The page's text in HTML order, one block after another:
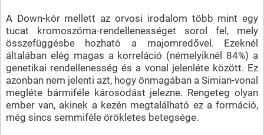
A Down-kór mellett az orvosi irodalom több mint egy
tucat kromoszóma-rendellenességet sorol fel, mely
összefüggésbe hozható a majomredővel. Ezeknél
általában elég magas a korreláció (némelyiknél 84%) a
genetikai rendellenesség és a vonal jelenléte között. Ez
azonban nem jelenti azt, hogy önmagában a Simian-vonal
megléte bármiféle károsodást jelezne. Rengeteg olyan
ember van, akinek a kezén megtalálható ez a formáció,
még sincs semmiféle örökletes betegsége.